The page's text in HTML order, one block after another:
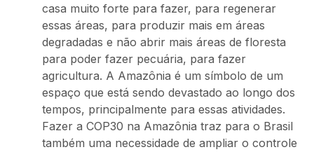
casa muito forte para fazer, para regenerar
essas áreas, para produzir mais em áreas
degradadas e não abrir mais áreas de floresta
para poder fazer pecuária, para fazer
agricultura. A Amazônia é um símbolo de um
espaço que está sendo devastado ao longo dos
tempos, principalmente para essas atividades.
Fazer a COP30 na Amazônia traz para o Brasil
também uma necessidade de ampliar o controle